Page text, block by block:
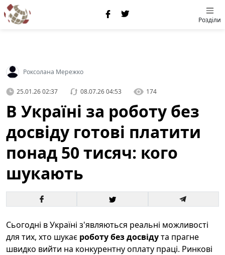
Розділи
Роксолана Мережко
25.01.26 02:37 08.07.26 04:53 174
В Україні за роботу без
досвіду готові платити
понад 50 тисяч: кого
шукають
Сьогодні в Україні з'являються реальні можливості
для тих, хто шукає роботу без досвідута прагне
швидко вийти на конкурентну оплату праці. Ринкові